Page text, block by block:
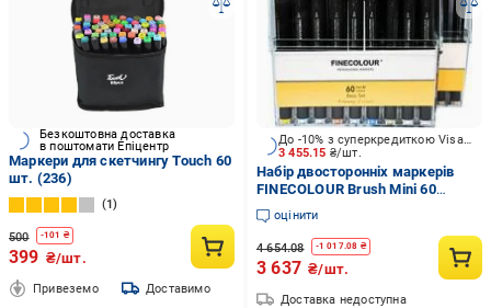
Безкоштовна доставка
в поштомати Епіцентр
Маркери для скетчингу Touch 60
шт. (236)
1
500 -101 ₴
399 ₴/шт.
Привеземо Доставимо
3 455.15 ₴/шт.
До -10% з суперкредиткою Visa Вигода
Набір двосторонніх маркерів
FINECOLOUR Brush Mini 60
кольорів EF103-TB60
різнокольоровий
оцінити
4 654.08 -1 017.08 ₴
3 637 ₴/шт.
Доставка недоступна